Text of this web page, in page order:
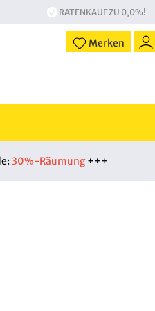
RATENKAUF ZU 0,0%!
Merken
30%-Räumung+++